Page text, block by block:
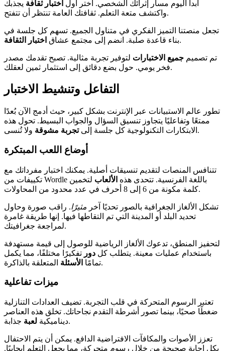
ابدأ اليوم مسار إثرائك الشخصي. اختر أول اختبار ثقافة يجذبك
واكتشف متعة التعلم. ثقافتك العامة تنتظر أن تتفتح.
تجعل منصتنا التميز الفكري في متناول الجميع. تسهم كل جلسة في
بناء قاعدة صلبة. انضم إلى مجتمع عشاق اختبار الثقافة .
تم تصميم جميع الاختبارات لتوفير تجربة مثالية. تصبح تقدمك مصدر
فخر يومي. حول بضع دقائق إلى استثمار ثمين لعقلك.
التفاعل وتنشيط الاختبار
تطور عالم الاستبيانات عبر الإنترنت بشكل كبير، حيث أدمج الآن بُعدًا
ممتعًا وتفاعليًا يتجاوز تنسيق السؤال والجواب البسيط. تحول هذه
الابتكارات التكنولوجية كل جلسة إلىتجربة مشوقة ولا تُنسى.
أوضاع اللعب المبتكرة
تتنافس المنصات لتقديم تنسيقات أصلية. يمكنك اختبار مفرداتك مع
تكييفات من Wordle باللغة الفرنسية. تتحدى هذه الألعاب لتخمين
كلمة مكونة من 6 إلى 8 أحرف في عدد محدود من المحاولات.
تشكل الألغاز الجغرافية بالصور تحديًا آخر مثيرًا. راقب صورة وحاول
تحديد البلد أو المدينة التي تم التقاطها فيها. إنها طريقة غامرة
لمراجعة جغرافيتك.
لتحفيز المنطق، تدعوك الألغاز الرياضية للوصول إلى قيمة مستهدفة
باستخدام عمليات معينة. يتطلب كل دور تفكيرًا مختلفًا، مما يكمل
تمامًا الأسئلة المتعلقة بالذاكرة.
ميزات تفاعلية
تعتبر الرسوم المتحركة في قلب التجربة. تضيف العدادات التنازلية
ضغطًا صحيًا، بينما تصور أشرطة التقدم نجاحاتك. تخلق هذه العناصر
ديناميكية لعبة جذابة.
تعزز الأصوات والمكافآت الافتراضية الدافع. يمكن أن يتم الاحتفال
بكل إجابة صحيحة من خلال رسوم متحركة، مما يجعل التعلم إيجابيًا.